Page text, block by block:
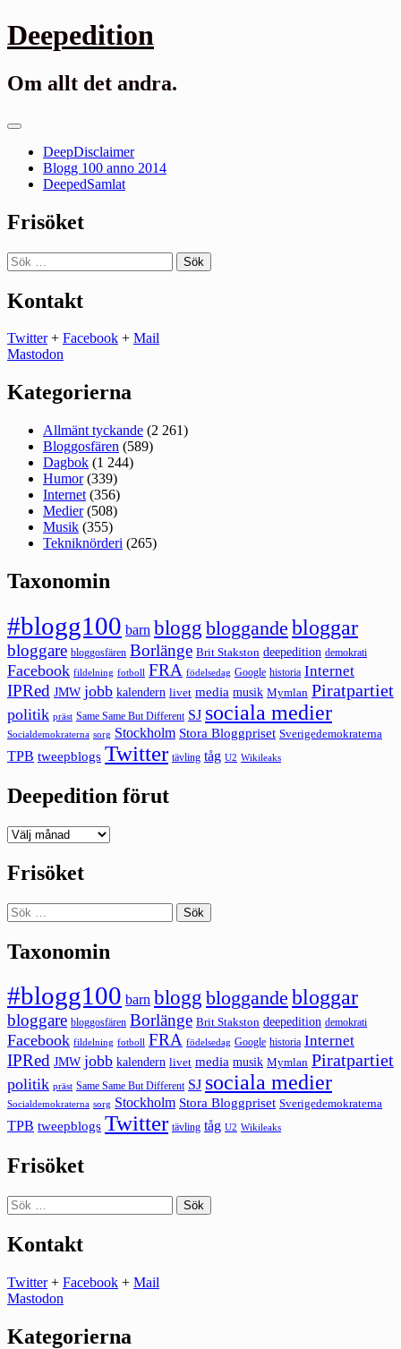
Gå
till
Deepedition
Om allt det andra.
Primär
DeepDisclaimer
Blogg 100 anno 2014
DeepedSamlat
Frisöket
Sök
efter:
Kontakt
Twitter+ Facebook + Mail
Mastodon
Kategorierna
Allmänt tyckande (2 261)
Bloggosfären (589)
Dagbok (1 244)
Humor(339)
Internet (356)
Medier(508)
Musik (355)
Tekniknörderi (265)
Taxonomin
#blogg100 barn blogg bloggande bloggar
bloggare bloggosfären Borlänge Brit Stakston deepedition demokrati
Facebook fildelning fotboll FRA födelsedag Google historia Internet
IPRed JMW jobb kalendern livet media musik Mymlan Piratpartiet
politik präst Same Same But Different SJ sociala medier
Socialdemokraterna sorg Stockholm Stora Bloggpriset Sverigedemokraterna
TPB tweepblogs Twitter tävling tåg U2 Wikileaks
Deepedition förut
Deepedition
Frisöket
Sök
efter:
Taxonomin
#blogg100 barn blogg bloggande bloggar
bloggare bloggosfären Borlänge Brit Stakston deepedition demokrati
Facebook fildelning fotboll FRA födelsedag Google historia Internet
IPRed JMW jobb kalendern livet media musik Mymlan Piratpartiet
politik präst Same Same But Different SJ sociala medier
Socialdemokraterna sorg Stockholm Stora Bloggpriset Sverigedemokraterna
TPB tweepblogs Twitter tävling tåg U2 Wikileaks
Frisöket
Sök
efter:
Kontakt
Twitter+ Facebook + Mail
Mastodon
Kategorierna